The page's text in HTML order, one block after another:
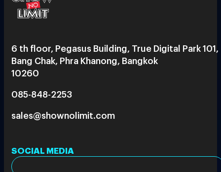
6 th floor, Pegasus Building, True Digital Park 101,
Bang Chak, Phra Khanong, Bangkok
10260
085-848-2253
sales@shownolimit.com
SOCIAL MEDIA